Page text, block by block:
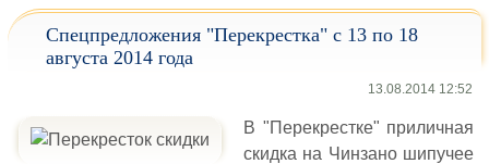
Спецпредложения "Перекрестка" с 13 по 18
августа 2014 года
13.08.2014 12:52
В "Перекрестке" приличная
скидка на Чинзано шипучее